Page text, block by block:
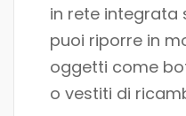
in rete integrata
puoi riporre in
oggetti come
o vestiti di